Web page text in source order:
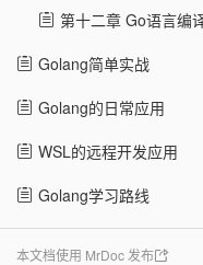
第十二章 Go语言编
Golang简单实战
Golang的日常应用
WSL的远程开发应用
Golang学习路线
本文档使用 MrDoc 发布